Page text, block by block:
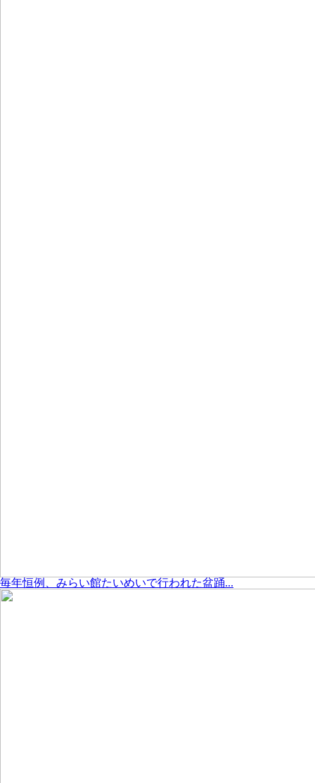
毎年恒例、みらい館たいめいで行われた盆踊...